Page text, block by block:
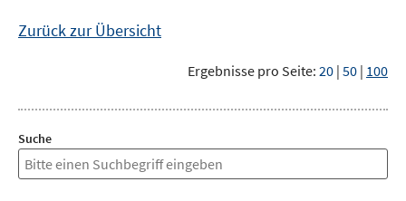
Zurück zur Übersicht
Ergebnisse pro Seite: 20 | 50 | 100
Suche